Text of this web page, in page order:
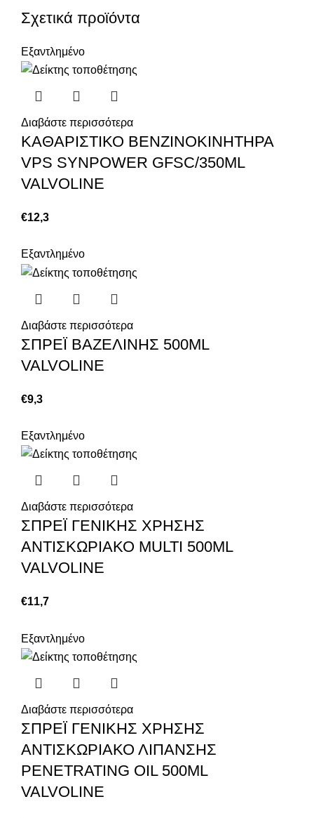
Σχετικά προϊόντα
Εξαντλημένο
Διαβάστε περισσότερα
ΚΑΘΑΡΙΣΤΙΚΟ ΒΕΝΖΙΝΟΚΙΝΗΤΗΡΑ
VPS SYNPOWER GFSC/350ML
VALVOLINE
€12,3
Εξαντλημένο
Διαβάστε περισσότερα
ΣΠΡΕΪ ΒΑΖΕΛΙΝΗΣ 500ML
VALVOLINE
€9,3
Εξαντλημένο
Διαβάστε περισσότερα
ΣΠΡΕΪ ΓΕΝΙΚΗΣ ΧΡΗΣΗΣ
ΑΝΤΙΣΚΩΡΙΑΚΟ MULTI 500ML
VALVOLINE
€11,7
Εξαντλημένο
Διαβάστε περισσότερα
ΣΠΡΕΪ ΓΕΝΙΚΗΣ ΧΡΗΣΗΣ
ΑΝΤΙΣΚΩΡΙΑΚΟ ΛΙΠΑΝΣΗΣ
PENETRATING OIL 500ML
VALVOLINE